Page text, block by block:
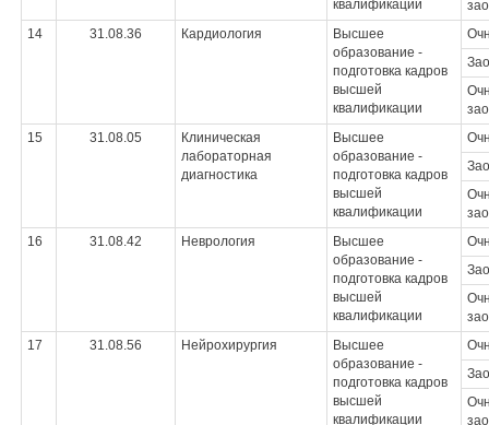
квалификации
14
31.08.36 Кардиология
Высшее
образование -
подготовка кадров
высшей
квалификации
15
31.08.05
Клиническая
лабораторная
диагностика
Высшее
образование -
подготовка кадров
высшей
квалификации
16
31.08.42 Неврология
Высшее
образование -
подготовка кадров
высшей
квалификации
17
31.08.56 Нейрохирургия
Высшее
образование -
подготовка кадров
высшей
квалификации